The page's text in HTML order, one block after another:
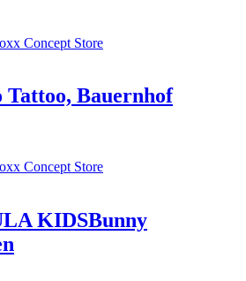
Concept Store
Tattoo, Bauernhof
Concept Store
KIDSBunny